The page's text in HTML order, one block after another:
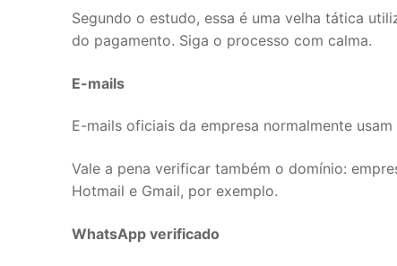
Segundo o estudo, essa é uma velha tática
do pagamento. Siga o processo com calma.
E-mails
E-mails oficiais da empresa normalmente
Vale a pena verificar também o domínio:
Hotmail e Gmail, por exemplo.
WhatsApp verificado